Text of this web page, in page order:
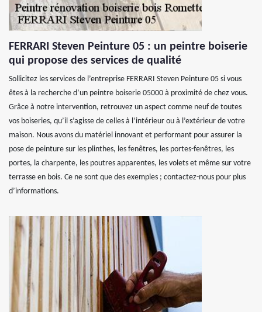
FERRARI Steven Peinture 05 : un peintre boiserie
qui propose des services de qualité
Sollicitez les services de l’entreprise FERRARI Steven Peinture 05 si vous
êtes à la recherche d’un peintre boiserie 05000 à proximité de chez vous.
Grâce à notre intervention, retrouvez un aspect comme neuf de toutes
vos boiseries, qu’il s’agisse de celles à l’intérieur ou à l’extérieur de votre
maison. Nous avons du matériel innovant et performant pour assurer la
pose de peinture sur les plinthes, les fenêtres, les portes-fenêtres, les
portes, la charpente, les poutres apparentes, les volets et même sur votre
terrasse en bois. Ce ne sont que des exemples ; contactez-nous pour plus
d’informations.